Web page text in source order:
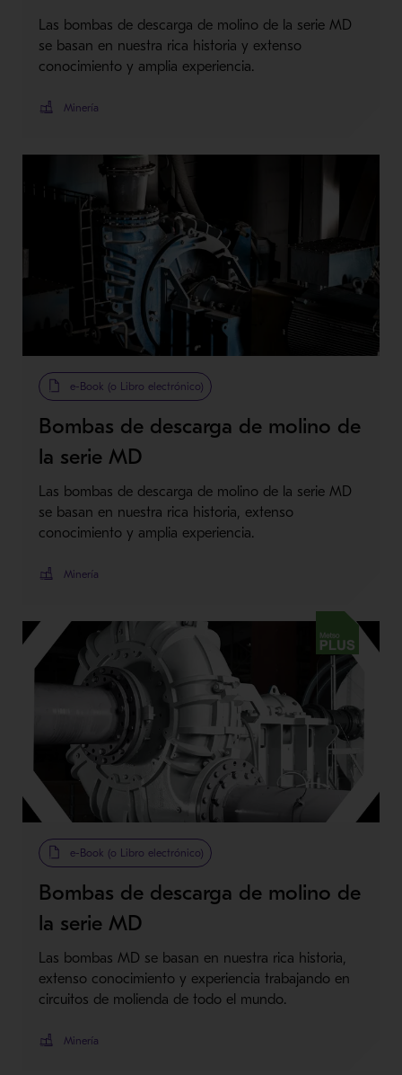
Las bombas de descarga de molino de la serie MD
se basan en nuestra rica historia y extenso
conocimiento y amplia experiencia.
Minería
e-Book (o Libro electrónico)
Bombas de descarga de molino de
la serie MD
Las bombas de descarga de molino de la serie MD
se basan en nuestra rica historia, extenso
conocimiento y amplia experiencia.
Minería
Metso Pluse-Book (o Libro electrónico)
Bombas de descarga de molino de
la serie MD
Las bombas MD se basan en nuestra rica historia,
extenso conocimiento y experiencia trabajando en
circuitos de molienda de todo el mundo.
Minería